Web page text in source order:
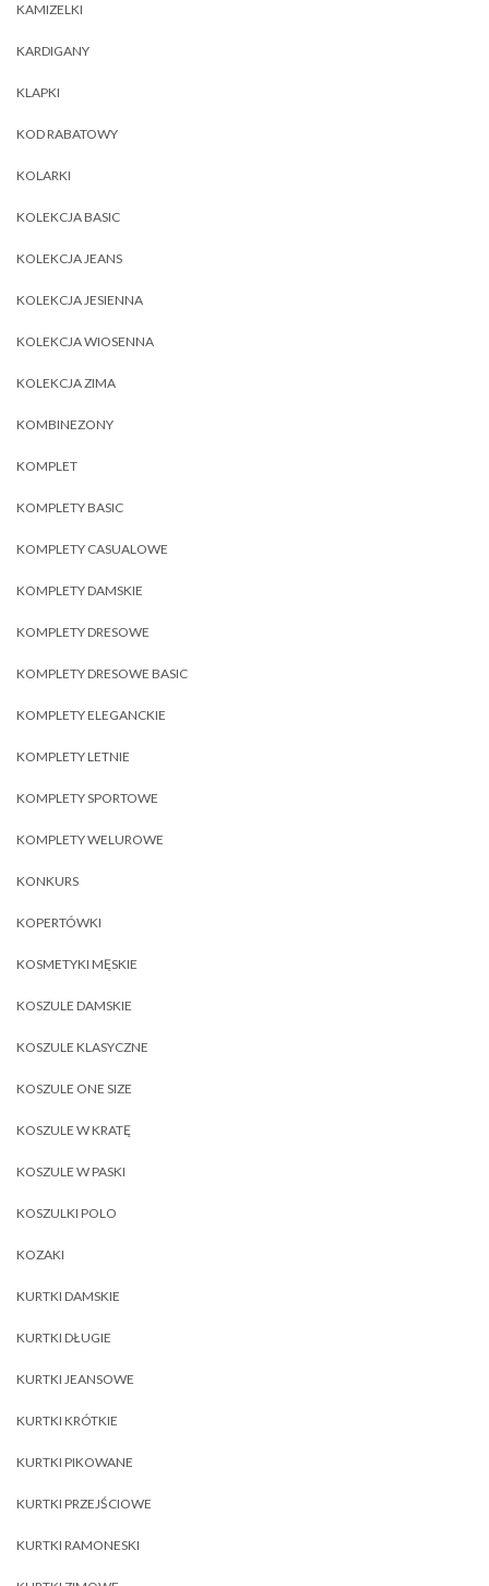
KAMIZELKI
KARDIGANY
KLAPKI
KOD RABATOWY
KOLARKI
KOLEKCJA BASIC
KOLEKCJA JEANS
KOLEKCJA JESIENNA
KOLEKCJA WIOSENNA
KOLEKCJA ZIMA
KOMBINEZONY
KOMPLET
KOMPLETY BASIC
KOMPLETY CASUALOWE
KOMPLETY DAMSKIE
KOMPLETY DRESOWE
KOMPLETY DRESOWE BASIC
KOMPLETY ELEGANCKIE
KOMPLETY LETNIE
KOMPLETY SPORTOWE
KOMPLETY WELUROWE
KONKURS
KOPERTÓWKI
KOSMETYKI MĘSKIE
KOSZULE DAMSKIE
KOSZULE KLASYCZNE
KOSZULE ONE SIZE
KOSZULE W KRATĘ
KOSZULE W PASKI
KOSZULKI POLO
KOZAKI
KURTKI DAMSKIE
KURTKI DŁUGIE
KURTKI JEANSOWE
KURTKI KRÓTKIE
KURTKI PIKOWANE
KURTKI PRZEJŚCIOWE
KURTKI RAMONESKI